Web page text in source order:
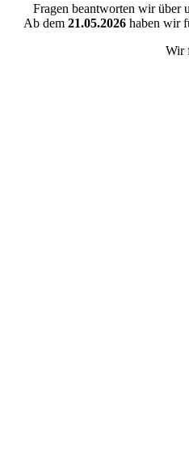
Fragen beantworten wir über
Ab dem 21.05.2026 haben wir
Wir